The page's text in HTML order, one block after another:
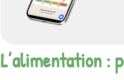
L’alimentation :